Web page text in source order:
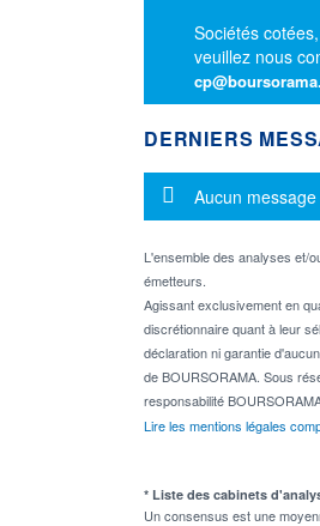
Sociétés
veuillez nous
DERNIERS
Message
Aucun
L'ensemble des analyses et/
émetteurs.
Agissant exclusivement en
discrétionnaire quant à leur
déclaration ni garantie
de BOURSORAMA. Sous
responsabilité
Lire les mentions légales
* Liste des cabinets
Un consensus est une